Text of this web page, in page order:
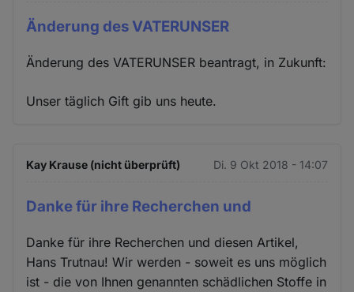
Änderung des VATERUNSER
Änderung des VATERUNSER beantragt, in Zukunft:
Unser täglich Gift gib uns heute.
Kay Krause (nicht überprüft) Di. 9 Okt 2018 - 14:07
Danke für ihre Recherchen und
Danke für ihre Recherchen und diesen Artikel,
Hans Trutnau! Wir werden - soweit es uns möglich
ist - die von Ihnen genannten schädlichen Stoffe in